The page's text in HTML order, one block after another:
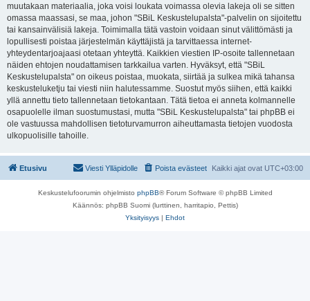
muutakaan materiaalia, joka voisi loukata voimassa olevia lakeja oli se sitten
omassa maassasi, se maa, johon "SBiL Keskustelupalsta"-palvelin on sijoitettu
tai kansainvälisiä lakeja. Toimimalla tätä vastoin voidaan sinut välittömästi ja
lopullisesti poistaa järjestelmän käyttäjistä ja tarvittaessa internet-
yhteydentarjoajaasi otetaan yhteyttä. Kaikkien viestien IP-osoite tallennetaan
näiden ehtojen noudattamisen tarkkailua varten. Hyväksyt, että "SBiL
Keskustelupalsta" on oikeus poistaa, muokata, siirtää ja sulkea mikä tahansa
keskusteluketju tai viesti niin halutessamme. Suostut myös siihen, että kaikki
yllä annettu tieto tallennetaan tietokantaan. Tätä tietoa ei anneta kolmannelle
osapuolelle ilman suostumustasi, mutta "SBiL Keskustelupalsta" tai phpBB ei
ole vastuussa mahdollisen tietoturvamurron aiheuttamasta tietojen vuodosta
ulkopuolisille tahoille.
Etusivu Kaikki ajat ovat UTC+03:00
Poista evästeet
Viesti Ylläpidolle
Keskustelufoorumin ohjelmisto phpBB® Forum Software © phpBB Limited
Käännös: phpBB Suomi (lurttinen, harritapio, Pettis)
Yksityisyys | Ehdot